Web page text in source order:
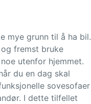
mye grunn til å ha bil.
fremst bruke
utenfor hjemmet.
du en dag skal
sovesofaer
I dette tilfellet